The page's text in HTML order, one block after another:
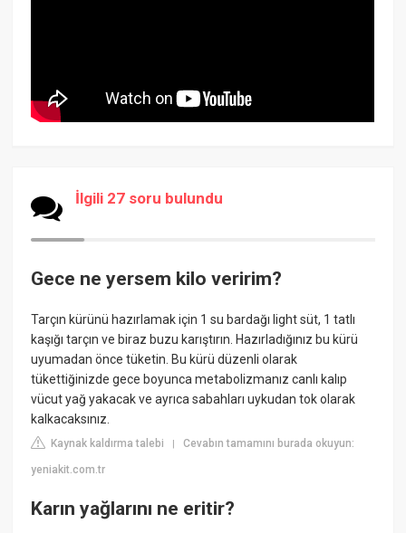
İlgili 27 soru bulundu
Gece ne yersem kilo veririm?
Tarçın kürünü hazırlamak için 1 su bardağı light süt, 1 tatlı
kaşığı tarçın ve biraz buzu karıştırın. Hazırladığınız bu kürü
uyumadan önce tüketin. Bu kürü düzenli olarak
tükettiğinizde gece boyunca metabolizmanız canlı kalıp
vücut yağ yakacak ve ayrıca sabahları uykudan tok olarak
kalkacaksınız.
Kaynak kaldırma talebi |Cevabın tamamını burada okuyun:
yeniakit.com.tr
Karın yağlarını ne eritir?